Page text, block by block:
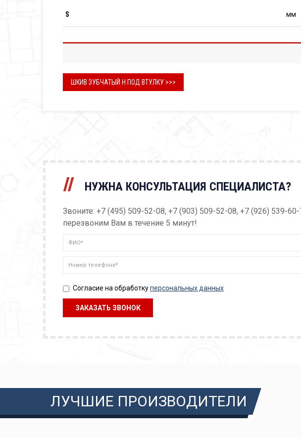
S мм
ШКИВ ЗУБЧАТЫЙ H ПОД ВТУЛКУ >>>
НУЖНА КОНСУЛЬТАЦИЯ СПЕЦИАЛИСТА?
Звоните: +7 (495) 509-52-08, +7 (903) 509-52-08, +7 (926) 539-
перезвоним Вам в течение 5 минут!
Согласие на обработкуперсональных данных
ЛУЧШИЕ ПРОИЗВОДИТЕЛИ